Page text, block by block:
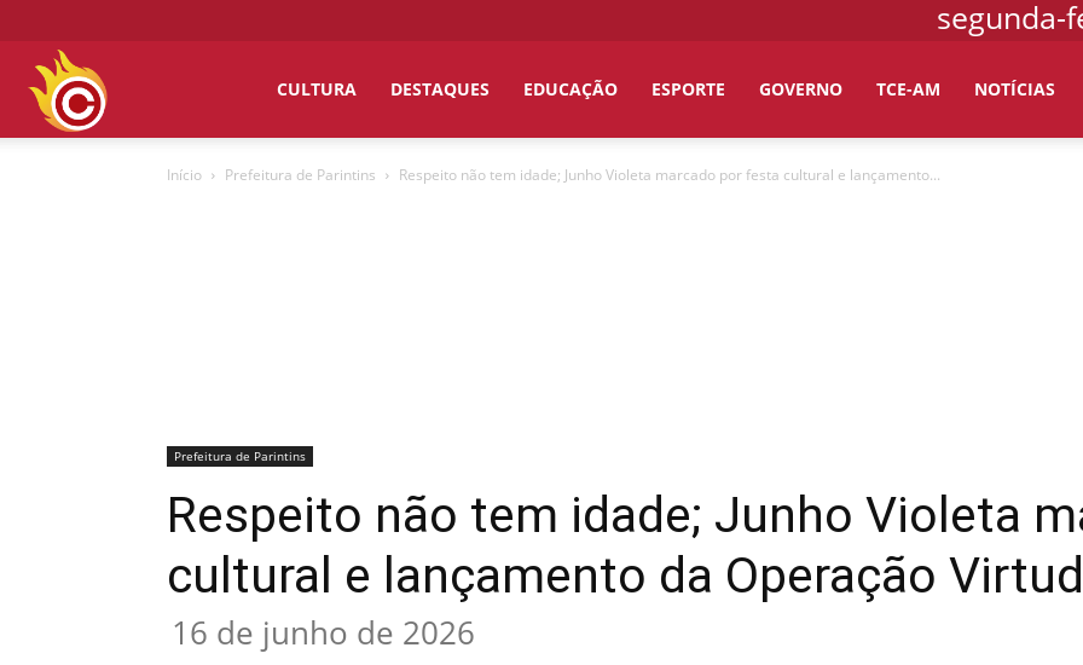
segunda-
CULTURA DESTAQUES EDUCAÇÃO ESPORTE GOVERNO TCE-AM NOTÍCIAS
Início Prefeitura de Parintins Respeito não tem idade; Junho Violeta marcado por festa cultural e lançamento...
Prefeitura de Parintins
Respeito não tem idade; Junho Violeta
cultural e lançamento da Operação
16 de junho de 2026